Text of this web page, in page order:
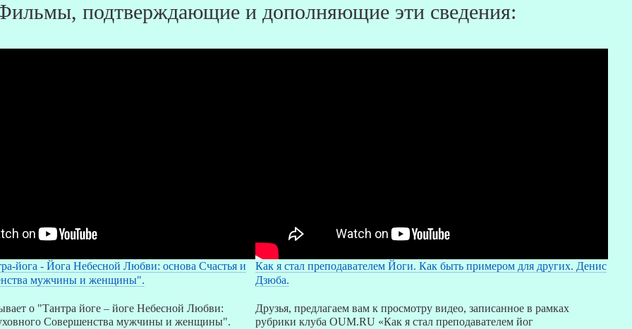
подтверждающие и дополняющие эти сведения:
йога - Йога Небесной Любви: основа Счастья и
мужчины и женщины".
о "Тантра йоге – йоге Небесной Любви:
Совершенства мужчины и женщины".
Как я стал преподавателем Йоги. Как быть примером для других. Денис
Дзюба.
Друзья, предлагаем вам к просмотру видео, записанное в рамках
рубрики клуба OUM.RU «Как я стал преподавателем йог